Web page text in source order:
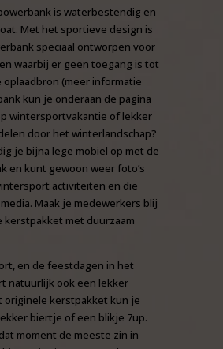
is waterbestendig en
Met het sportieve design is
speciaal ontworpen voor
waarbij er geen toegang is tot
(meer informatie
kun je onderaan de pagina
wintersportvakantie of lekker
door het winterlandschap?
je bijna lege mobiel op met de
en kunt gewoon weer foto’s
activiteiten en die
Maak je medewerkers blij
kerstpakket met duurzaam
en de feestdagen in het
natuurlijk ook een lekker
originele kerstpakket kun je
biertje of een blikje 7up.
moment de meeste zin in